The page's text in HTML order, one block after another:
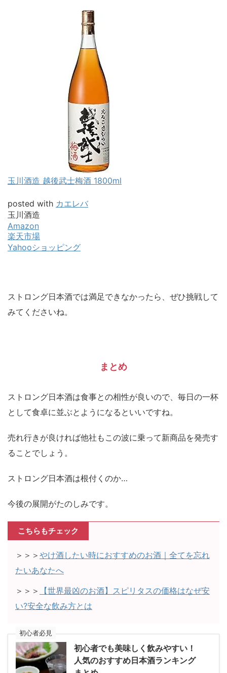
玉川酒造 越後武士梅酒 1800ml
posted with カエレバ
玉川酒造
Amazon
楽天市場
Yahooショッピング
ストロング日本酒では満足できなかったら、ぜひ挑戦して
みてくださいね。
まとめ
ストロング日本酒は食事との相性が良いので、毎日の一杯
として食卓に並ぶとようになるといいですね。
売れ行きが良ければ他社もこの波に乗って新商品を発売す
ることでしょう。
ストロング日本酒は根付くのか…
今後の展開がたのしみです。
こちらもチェック
＞＞＞ やけ酒したい時におすすめのお酒｜全てを忘れ
たいあなたへ
＞＞＞
【世界最凶のお酒】スピリタスの価格はなぜ安
い?安全な飲み方とは
初心者必見
初心者でも美味しく飲みやすい！
人気のおすすめ日本酒ランキング